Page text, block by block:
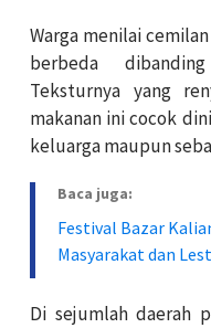
Warga menilai
berbeda
Teksturnya yang
makanan ini cocok
keluarga maupun
Baca juga:
Festival Bazar
Masyarakat dan
Di sejumlah daerah